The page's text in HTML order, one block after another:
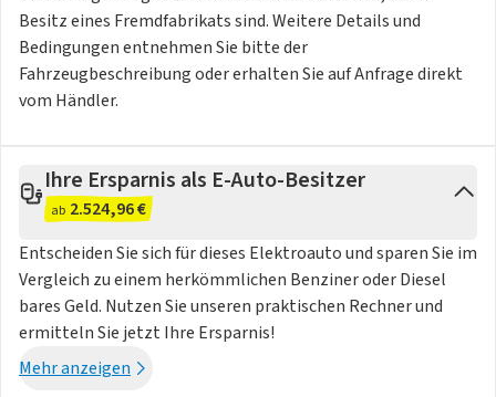
Besitz eines Fremdfabrikats sind. Weitere Details und
Bedingungen entnehmen Sie bitte der
Fahrzeugbeschreibung oder erhalten Sie auf Anfrage direkt
vom Händler.
Ihre Ersparnis als E-Auto-Besitzer
ab 2.524,96 €
Entscheiden Sie sich für dieses Elektroauto und sparen Sie im
Vergleich zu einem herkömmlichen Benziner oder Diesel
bares Geld. Nutzen Sie unseren praktischen Rechner und
ermitteln Sie jetzt Ihre Ersparnis!
Mehr anzeigen